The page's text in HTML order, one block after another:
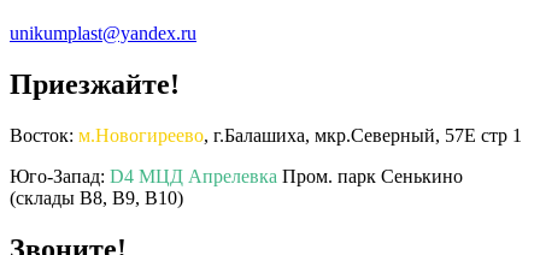
unikumplast@yandex.ru
Приезжайте!
Восток: м.Новогиреево, г.Балашиха, мкр.Северный, 57Е стр 1
Юго-Запад: D4 МЦД Апрелевка Пром. парк Сенькино
(склады B8, B9, B10)
Звоните!